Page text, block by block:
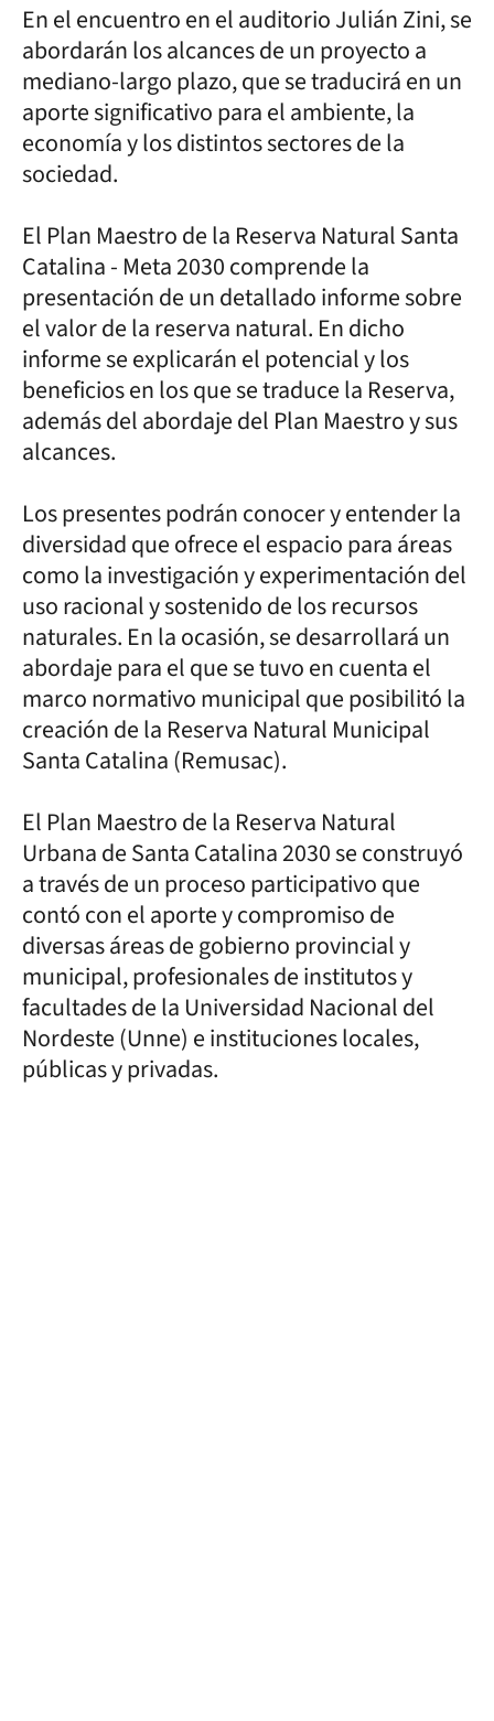
En el encuentro en el auditorio Julián Zini, se
abordarán los alcances de un proyecto a
mediano-largo plazo, que se traducirá en un
aporte significativo para el ambiente, la
economía y los distintos sectores de la
sociedad.
El Plan Maestro de la Reserva Natural Santa
Catalina - Meta 2030 comprende la
presentación de un detallado informe sobre
el valor de la reserva natural. En dicho
informe se explicarán el potencial y los
beneficios en los que se traduce la Reserva,
además del abordaje del Plan Maestro y sus
alcances.
Los presentes podrán conocer y entender la
diversidad que ofrece el espacio para áreas
como la investigación y experimentación del
uso racional y sostenido de los recursos
naturales. En la ocasión, se desarrollará un
abordaje para el que se tuvo en cuenta el
marco normativo municipal que posibilitó la
creación de la Reserva Natural Municipal
Santa Catalina (Remusac).
El Plan Maestro de la Reserva Natural
Urbana de Santa Catalina 2030 se construyó
a través de un proceso participativo que
contó con el aporte y compromiso de
diversas áreas de gobierno provincial y
municipal, profesionales de institutos y
facultades de la Universidad Nacional del
Nordeste (Unne) e instituciones locales,
públicas y privadas.